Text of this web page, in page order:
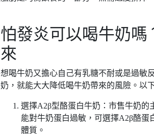
怕發炎可以喝牛奶
來
想喝牛奶又擔心自己有乳糖不耐或是過敏
奶，就能大大降低喝牛奶帶來的風險。以
選擇A2β型酪蛋白牛奶：市售牛奶的
能對牛奶蛋白過敏，可選擇A2β酪蛋
體質。